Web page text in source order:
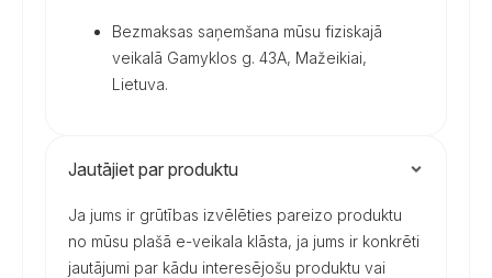
Bezmaksas saņemšana mūsu fiziskajā
veikalā Gamyklos g. 43A, Mažeikiai,
Lietuva.
Jautājiet par produktu
Ja jums ir grūtības izvēlēties pareizo produktu
no mūsu plašā e-veikala klāsta, ja jums ir konkrēti
jautājumi par kādu interesējošu produktu vai